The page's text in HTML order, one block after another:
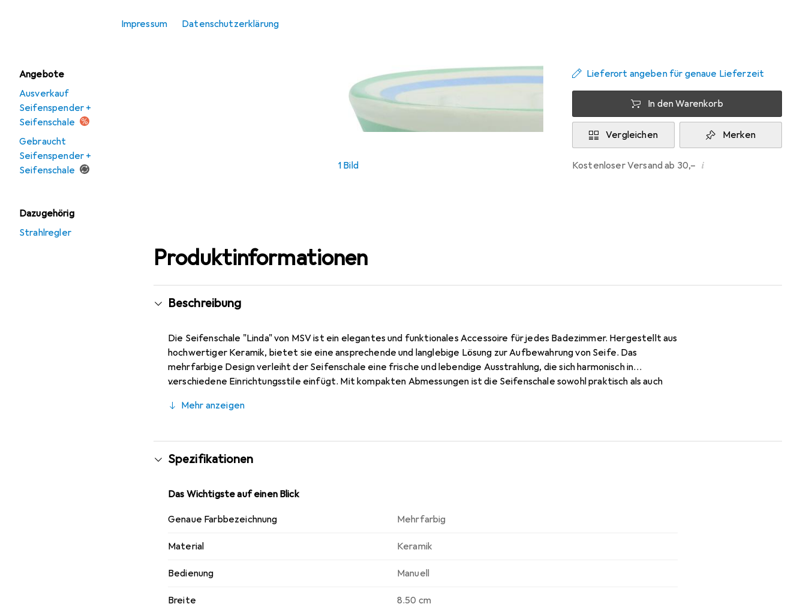
Impressum Datenschutzerklärung
Angebote
Ausverkauf
Seifenspender +
Seifenschale
Gebraucht
Seifenspender +
Seifenschale
Dazugehörig
Strahlregler
1 Bild
Lieferort angeben für genaue Lieferzeit
In den Warenkorb
Vergleichen Merken
Kostenloser Versand ab 30,– i
Produktinformationen
Beschreibung
Die Seifenschale "Linda" von MSV ist ein elegantes und funktionales Accessoire für jedes Badezimmer. Hergestellt aus
hochwertiger Keramik, bietet sie eine ansprechende und langlebige Lösung zur Aufbewahrung von Seife. Das
mehrfarbige Design verleiht der Seifenschale eine frische und lebendige Ausstrahlung, die sich harmonisch in
verschiedene Einrichtungsstile einfügt. Mit kompakten Abmessungen ist die Seifenschale sowohl praktisch als auch
kann, um eine längere Lebensdauer der Seife zu gewährleisten. Die manuelle Bedienung macht die Nutzung
das jedem Badezimmer einen Hauch von Eleganz verleiht.
Mehr anzeigen
Spezifikationen
Das Wichtigste auf einen Blick
Genaue Farbbezeichnung Mehrfarbig
Material Keramik
Bedienung Manuell
Breite 8.50 cm